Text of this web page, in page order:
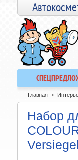
Главная >
Набор